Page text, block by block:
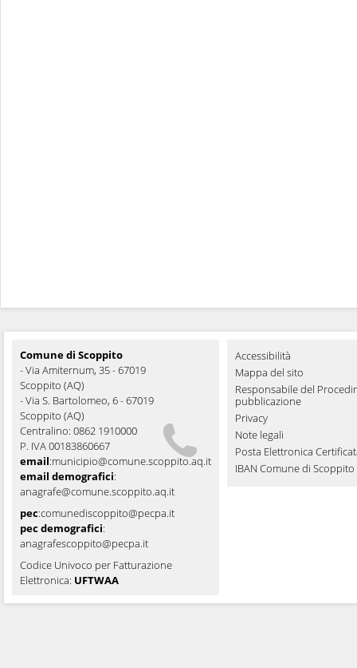
Comune di Scoppito
- Via Amiternum, 35 - 67019
Scoppito (AQ)
- Via S. Bartolomeo, 6 - 67019
Scoppito (AQ)
Centralino: 0862 1910000
P. IVA 00183860667
email:municipio@comune.scoppito.aq.it
email demografici:
anagrafe@comune.scoppito.aq.it
pec:comunediscoppito@pecpa.it
pec demografici:
anagrafescoppito@pecpa.it
Codice Univoco per Fatturazione
Elettronica: UFTWAA
Accessibilità
Mappa del sito
Responsabile del
pubblicazione
Privacy
Note legali
Posta Elettronica
IBAN Comune di Scoppito